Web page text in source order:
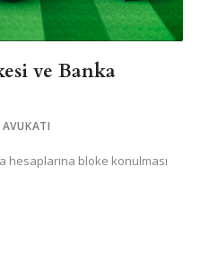
ve Banka
hesaplarına bloke konulması